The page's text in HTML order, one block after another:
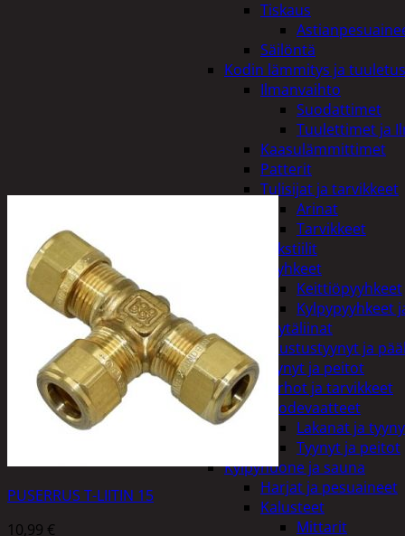
Tiskaus
Säilöntä
Kodin lämmitys ja tuuletus
Ilmanvaihto
Suodattimet
Tuulettimet ja
Kaasulämmittimet
Patterit
Tulisijat ja tarvikkeet
Arinat
Tarvikkeet
Kodintekstiilit
Pyyhkeet
Keittiöpyyhkeet
Kylpypyyhkeet
Pöytäliinat
Sisustustyynyt ja
Tyynyt ja peitot
Verhot ja tarvikkeet
Vuodevaatteet
Lakanat ja
Tyynyt ja peitot
Kylpyhuone ja sauna
Harjat ja pesuaineet
Kalusteet
Mittarit
PUSERRUS T-LIITIN 15
10,99 €